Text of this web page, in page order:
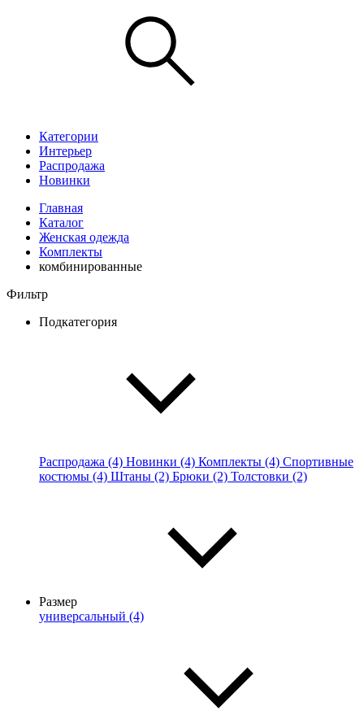
Категории
Интерьер
Распродажа
Новинки
Главная
Каталог
Женская одежда
Комплекты
комбинированные
Фильтр
Подкатегория
Распродажа (4) Новинки (4) Комплекты (4) Спортивные
костюмы (4) Штаны (2) Брюки (2) Толстовки (2)
Размер
универсальный (4)